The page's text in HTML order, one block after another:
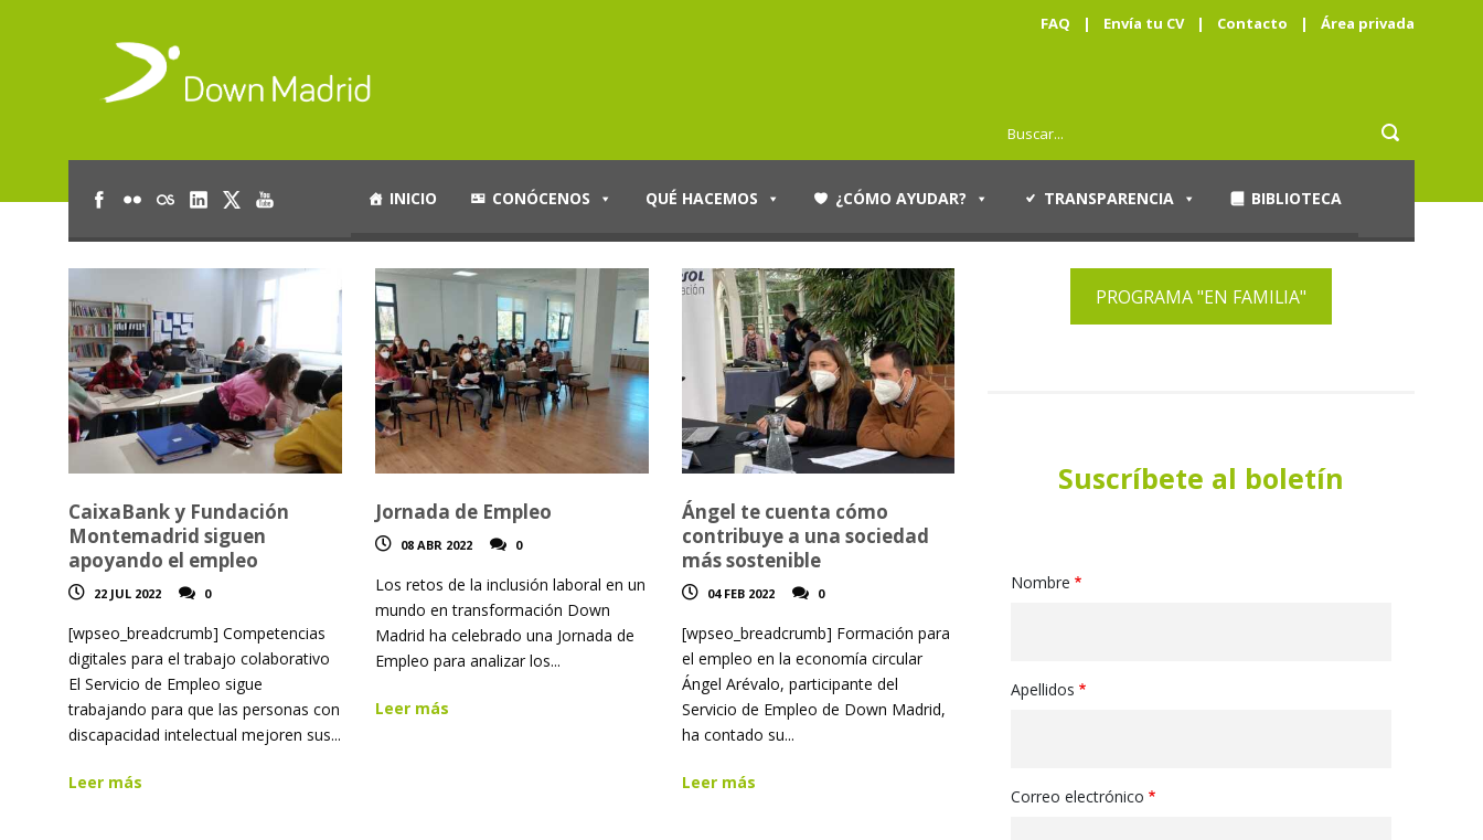
FAQ | Envía tu CV | Contacto | Área privada
INICIO CONÓCENOS QUÉ HACEMOS ¿CÓMO AYUDAR? TRANSPARENCIA BIBLIOTECA
CaixaBank y Fundación
Montemadrid siguen
apoyando el empleo
22 JUL 2022 0
[wpseo_breadcrumb] Competencias
digitales para el trabajo colaborativo
El Servicio de Empleo sigue
trabajando para que las personas con
discapacidad intelectual mejoren sus...
Leer más
Jornada de Empleo
08 ABR 2022 0
Los retos de la inclusión laboral en un
mundo en transformación Down
Madrid ha celebrado una Jornada de
Empleo para analizar los...
Leer más
Ángel te cuenta cómo
contribuye a una sociedad
más sostenible
04 FEB 2022 0
[wpseo_breadcrumb] Formación para
el empleo en la economía circular
Ángel Arévalo, participante del
Servicio de Empleo de Down Madrid,
ha contado su...
Leer más
PROGRAMA "EN FAMILIA"
Suscríbete al boletín